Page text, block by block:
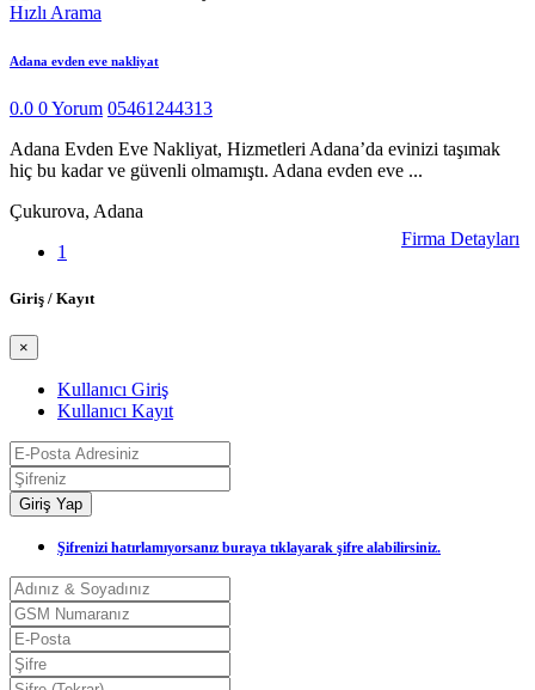
Hızlı Arama
Adana evden eve nakliyat
0.0 0 Yorum 05461244313
Adana Evden Eve Nakliyat, Hizmetleri Adana’da evinizi taşımak
hiç bu kadar ve güvenli olmamıştı. Adana evden eve ...
Çukurova, Adana
Firma Detayları
1
Giriş / Kayıt
×
Kullanıcı Giriş
Kullanıcı Kayıt
Giriş Yap
Şifrenizi hatırlamıyorsanız buraya tıklayarak şifre alabilirsiniz.